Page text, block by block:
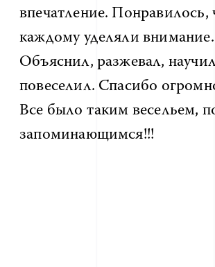
впечатление. Понравилось,
каждому уделяли внимание.
Объяснил, разжевал,
повеселил. Спасибо
Все было таким весельем,
запоминающимся!!!